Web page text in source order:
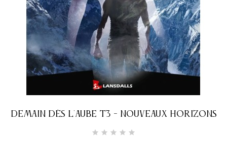
DEMAIN DÈS L'AUBE T3 - NOUVEAUX HORIZONS